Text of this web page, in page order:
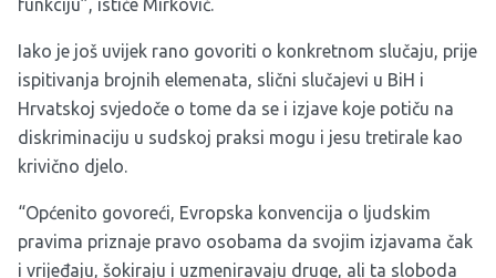
funkciju”, ističe Mirković.
Iako je još uvijek rano govoriti o konkretnom slučaju, prije
ispitivanja brojnih elemenata, slični slučajevi u BiH i
Hrvatskoj svjedoče o tome da se i izjave koje potiču na
diskriminaciju u sudskoj praksi mogu i jesu tretirale kao
krivično djelo.
“Općenito govoreći, Evropska konvencija o ljudskim
pravima priznaje pravo osobama da svojim izjavama čak
i vrijeđaju, šokiraju i uzmeniravaju druge, ali ta sloboda